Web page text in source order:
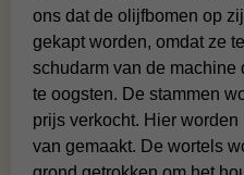
ons dat de olijfbomen op
gekapt worden, omdat ze
schudarm van de
te oogsten. De stammen
prijs verkocht. Hier
van gemaakt. De wortels